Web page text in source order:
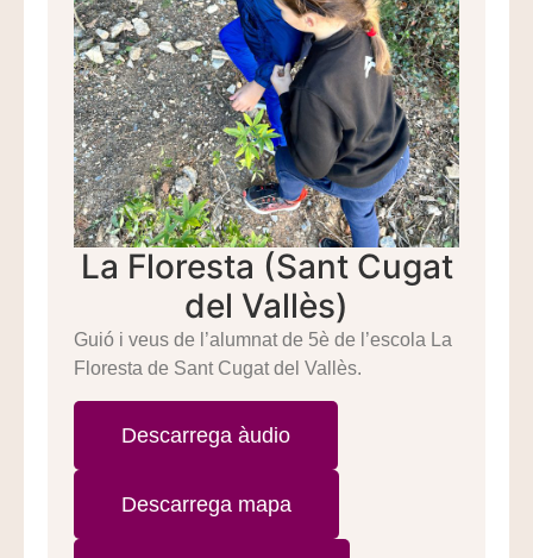
La Floresta (Sant Cugat
del Vallès)
Guió i veus de l’alumnat de 5è de l’escola La
Floresta de Sant Cugat del Vallès.
Descarrega àudio
Descarrega mapa